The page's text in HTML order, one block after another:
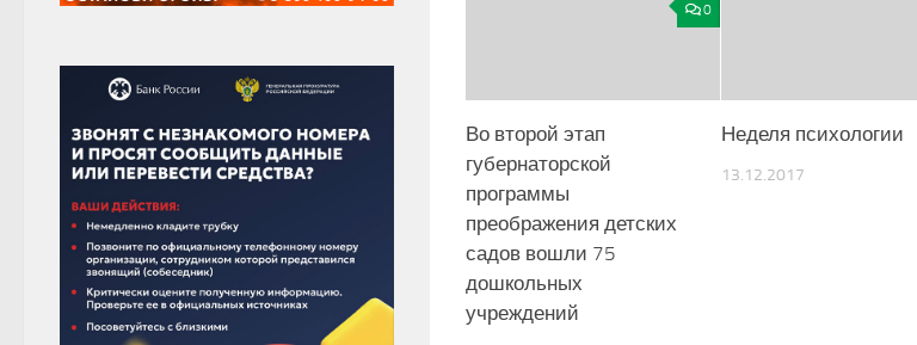
0
Во второй этап
губернаторской
программы
преображения детских
садов вошли 75
дошкольных
учреждений
Неделя психологии
13.12.2017